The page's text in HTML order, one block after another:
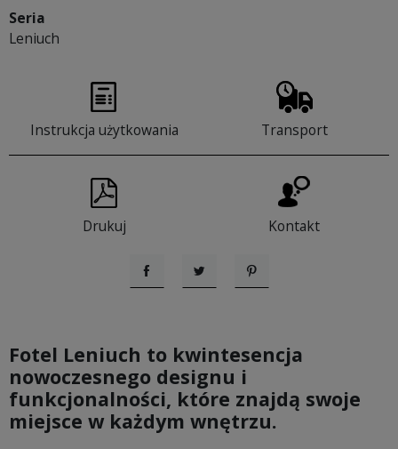
Seria
Leniuch
Instrukcja użytkowania Transport
Drukuj Kontakt
UdostępnijTweetujPinterest
Fotel Leniuch to kwintesencja
nowoczesnego designu i
funkcjonalności, które znajdą swoje
miejsce w każdym wnętrzu.